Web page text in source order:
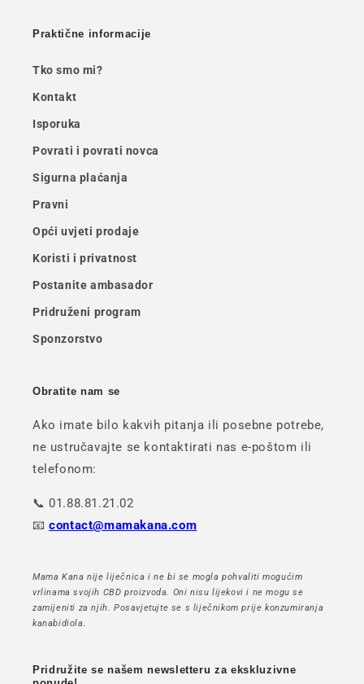
Praktične informacije
Tko smo mi?
Kontakt
Isporuka
Povrati i povrati novca
Sigurna plaćanja
Pravni
Opći uvjeti prodaje
Koristi i privatnost
Postanite ambasador
Pridruženi program
Sponzorstvo
Obratite nam se
Ako imate bilo kakvih pitanja ili posebne potrebe,
ne ustručavajte se kontaktirati nas e-poštom ili
telefonom:
📞 01.88.81.21.02
📧contact@mamakana.com
Mama Kana nije liječnica i ne bi se mogla pohvaliti mogućim
vrlinama svojih CBD proizvoda. Oni nisu lijekovi i ne mogu se
zamijeniti za njih. Posavjetujte se s liječnikom prije konzumiranja
kanabidiola.
Pridružite se našem newsletteru za ekskluzivne